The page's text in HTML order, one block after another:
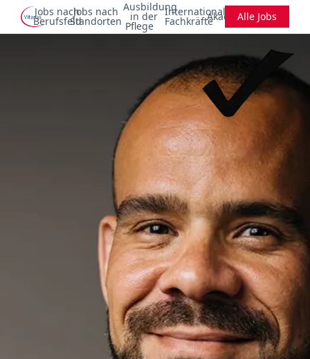
Jobs nach
Berufsfeld
Jobs nach
Standorten
Ausbildung
in der
Pflege
Internationale
FachkräfteAkademieAlle Jobs